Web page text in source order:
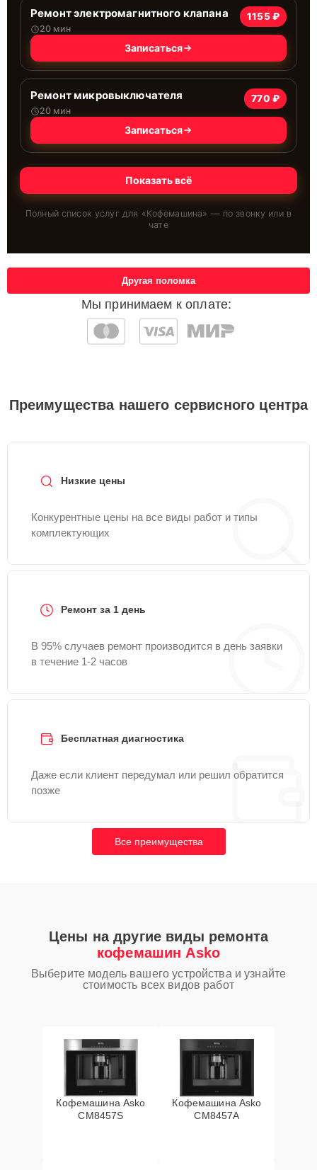
Ремонт электромагнитного клапана
20 мин
1155 ₽
Записаться
Ремонт микровыключателя
20 мин
770 ₽
Записаться
Показать всё
Полный список услуг для «Кофемашина» — по звонку или в
чате
Мы принимаем к оплате:
Другая поломка
Преимущества нашего сервисного центра
Низкие цены
Конкурентные цены на все виды работ и типы
комплектующих
Ремонт за 1 день
В 95% случаев ремонт производится в день заявки
в течение 1-2 часов
Бесплатная диагностика
Даже если клиент передумал или решил обратится
позже
Все преимущества
Цены на другие виды ремонта
кофемашин Asko
Выберите модель вашего устройства и узнайте
стоимость всех видов работ
Кофемашина Asko
CM8457S
Кофемашина Asko
CM8457A